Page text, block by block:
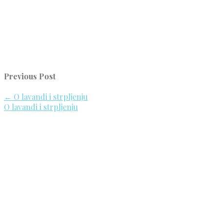
Previous Post
← O lavandi i strpljenju
O lavandi i strpljenju